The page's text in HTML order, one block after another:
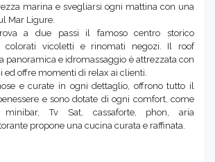
marina e svegliarsi ogni mattina con una
Mar Ligure.
a due passi il famoso centro storico
colorati vicoletti e rinomati negozi. Il roof
panoramica e idromassaggio è attrezzata con
offre momenti di relax ai clienti.
e curate in ogni dettaglio, offrono tutto il
e sono dotate di ogni comfort, come
minibar, Tv Sat, cassaforte, phon, aria
propone una cucina curata e raffinata.